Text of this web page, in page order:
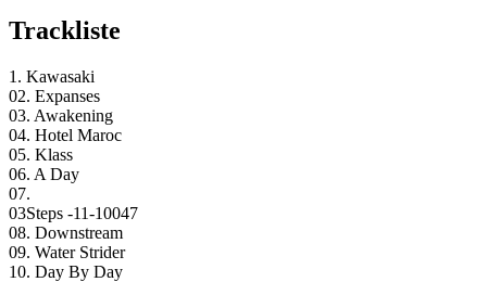
Trackliste
1. Kawasaki
02. Expanses
03. Awakening
04. Hotel Maroc
05. Klass
06. A Day
07.
03Steps -11-10047
08. Downstream
09. Water Strider
10. Day By Day